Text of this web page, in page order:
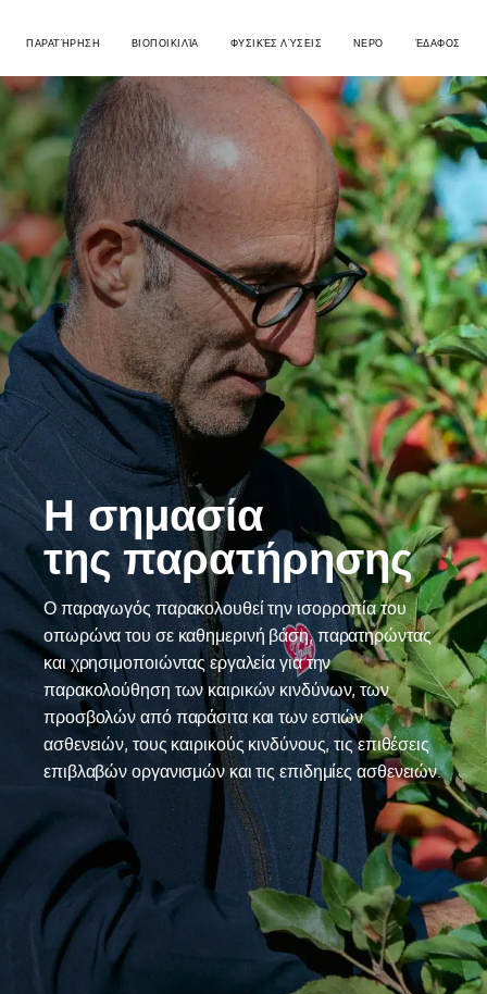
ΠΑΡΑΤΉΡΗΣΗ ΒΙΟΠΟΙΚΙΛΊΑ ΦΥΣΙΚΈΣ ΛΎΣΕΙΣ ΝΕΡΌ ΈΔΑΦΟΣ
Η σημασία
της παρατήρησης
Ο παραγωγός παρακολουθεί την ισορροπία του
οπωρώνα του σε καθημερινή βάση, παρατηρώντας
και χρησιμοποιώντας εργαλεία για την
παρακολούθηση των καιρικών κινδύνων, των
προσβολών από παράσιτα και των εστιών
ασθενειών, τους καιρικούς κινδύνους, τις επιθέσεις
επιβλαβών οργανισμών και τις επιδημίες ασθενειών.